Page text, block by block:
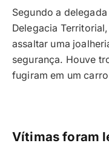
Segundo a
Delegacia
assaltar uma
segurança. Houve
fugiram em um
Vítimas foram